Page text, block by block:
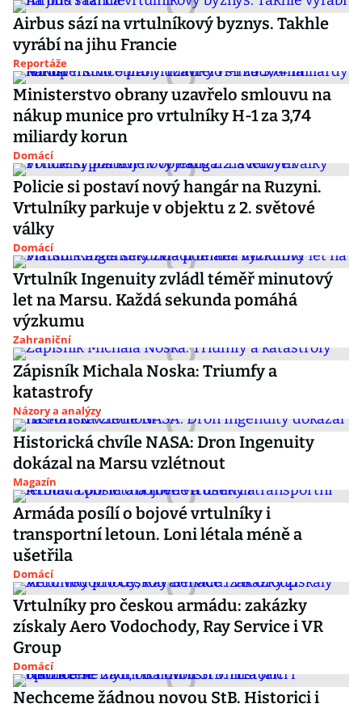
Airbus sází na vrtulníkový byznys. Takhle
vyrábí na jihu Francie
Reportáže
Ministerstvo obrany uzavřelo smlouvu na
nákup munice pro vrtulníky H-1 za 3,74
miliardy korun
Domácí
Policie si postaví nový hangár na Ruzyni.
Vrtulníky parkuje v objektu z 2. světové
války
Domácí
Vrtulník Ingenuity zvládl téměř minutový
let na Marsu. Každá sekunda pomáhá
výzkumu
Zahraniční
Zápisník Michala Noska: Triumfy a
katastrofy
Názory a analýzy
Historická chvíle NASA: Dron Ingenuity
dokázal na Marsu vzlétnout
Magazín
Armáda posílí o bojové vrtulníky i
transportní letoun. Loni létala méně a
ušetřila
Domácí
Vrtulníky pro českou armádu: zakázky
získaly Aero Vodochody, Ray Service i VR
Group
Domácí
Nechceme žádnou novou StB. Historici i